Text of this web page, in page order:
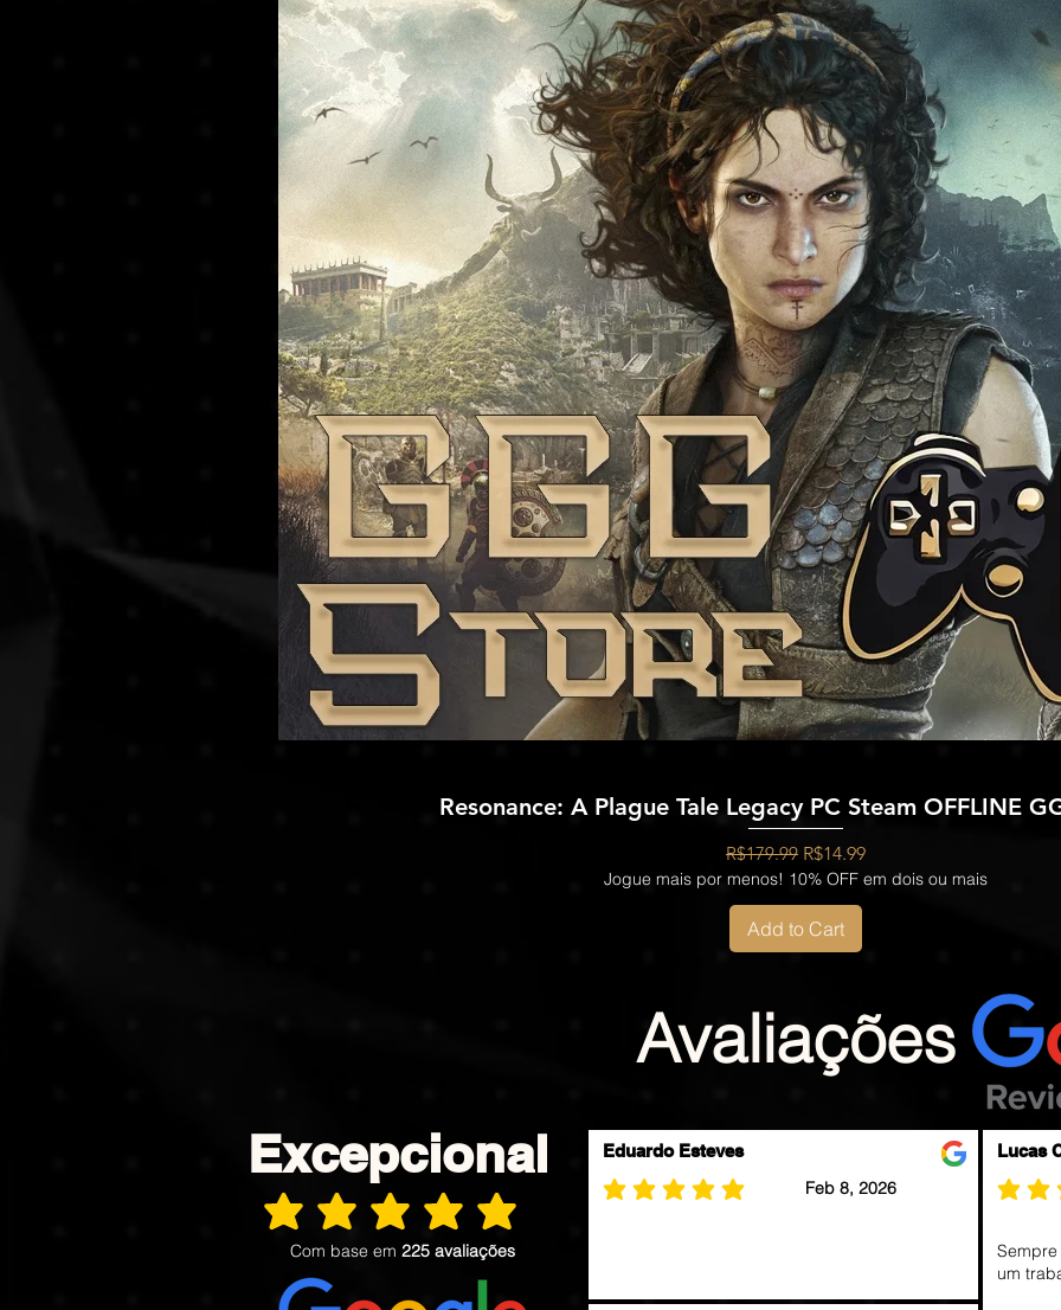
Resonance: A Plague Tale Legacy PC Steam OFFLINE
Regular Price
R$179.99 Sale Price
R$14.99
Jogue mais por menos! 10% OFF em dois ou mais
Add to Cart
Excepcional
average rating is 5 out of 5
Com base em 225 avaliações
Eduardo Esteves
average rating is 5 out of 5 Feb 8, 2026
Lucas
average
um
Avaliações